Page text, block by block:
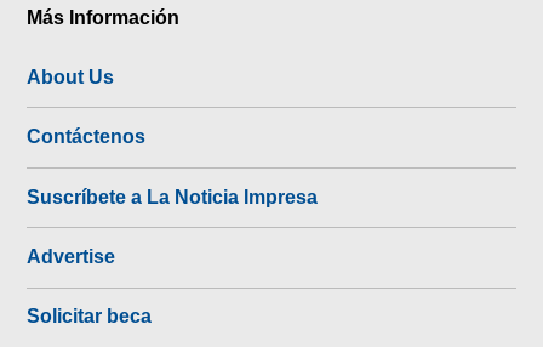
Más Información
About Us
Contáctenos
Suscríbete a La Noticia Impresa
Advertise
Solicitar beca